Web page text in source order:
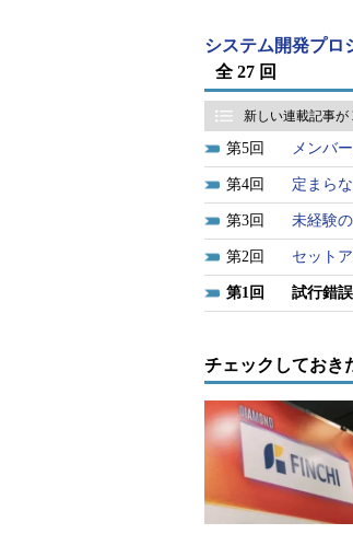
じました。
そのころ世間では
されたインター
末が行き渡り、瞬
期にあるこの分野
があるのではない
また、従来から経
た。情報システム
を効率化する」こ
こうして私は、機
配属先はオペレ
「経営に寄与す
ではみたものの、
システム開発プロ
全 27 回
新しい連載記事が
5 メンバ
4 定まら
3 未経験
2 セット
1 試行錯
チェックしておき